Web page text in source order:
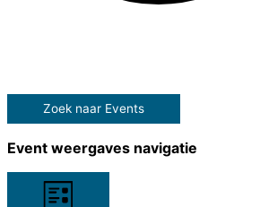
Zoek naar Events
Event weergaves navigatie